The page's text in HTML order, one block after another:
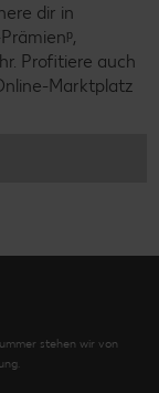
dir in
Profitiere auch
Marktplatz
stehen wir von